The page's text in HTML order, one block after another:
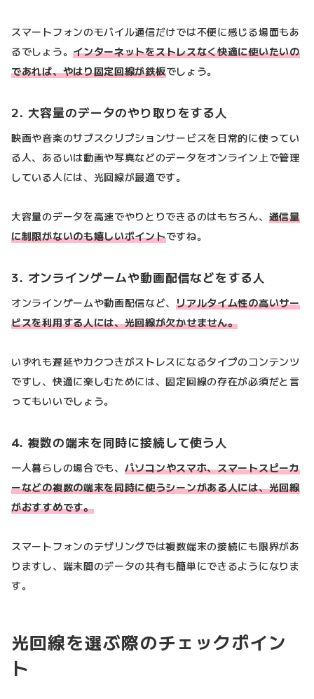
スマートフォンのモバイル通信だけでは不便に感じる場面もあ
るでしょう。インターネットをストレスなく快適に使いたいの
であれば、やはり固定回線が鉄板でしょう。
2. 大容量のデータのやり取りをする人
映画や音楽のサブスクリプションサービスを日常的に使ってい
る人、あるいは動画や写真などのデータをオンライン上で管理
している人には、光回線が最適です。
大容量のデータを高速でやりとりできるのはもちろん、 通信量
に制限がないのも嬉しいポイントですね。
3. オンラインゲームや動画配信などをする人
オンラインゲームや動画配信など、リアルタイム性の高いサー
ビスを利用する人には、光回線が欠かせません。
いずれも遅延やカクつきがストレスになるタイプのコンテンツ
ですし、快適に楽しむためには、固定回線の存在が必須だと言
ってもいいでしょう。
4. 複数の端末を同時に接続して使う人
一人暮らしの場合でも、 パソコンやスマホ、スマートスピーカ
ーなどの複数の端末を同時に使うシーンがある人には、光回線
がおすすめです。
スマートフォンのテザリングでは複数端末の接続にも限界があ
りますし、端末間のデータの共有も簡単にできるようになりま
す。
光回線を選ぶ際のチェックポイン
ト